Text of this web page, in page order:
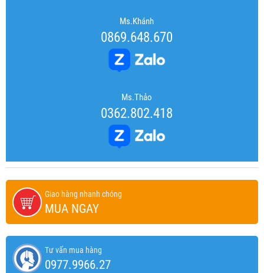
Ms.Khánh
0869.648.670
Ms.Thảo
0362.802.418
Giao hàng nhanh chóng
MUA NGAY
Tư vấn mua hàng
0977.9966.27